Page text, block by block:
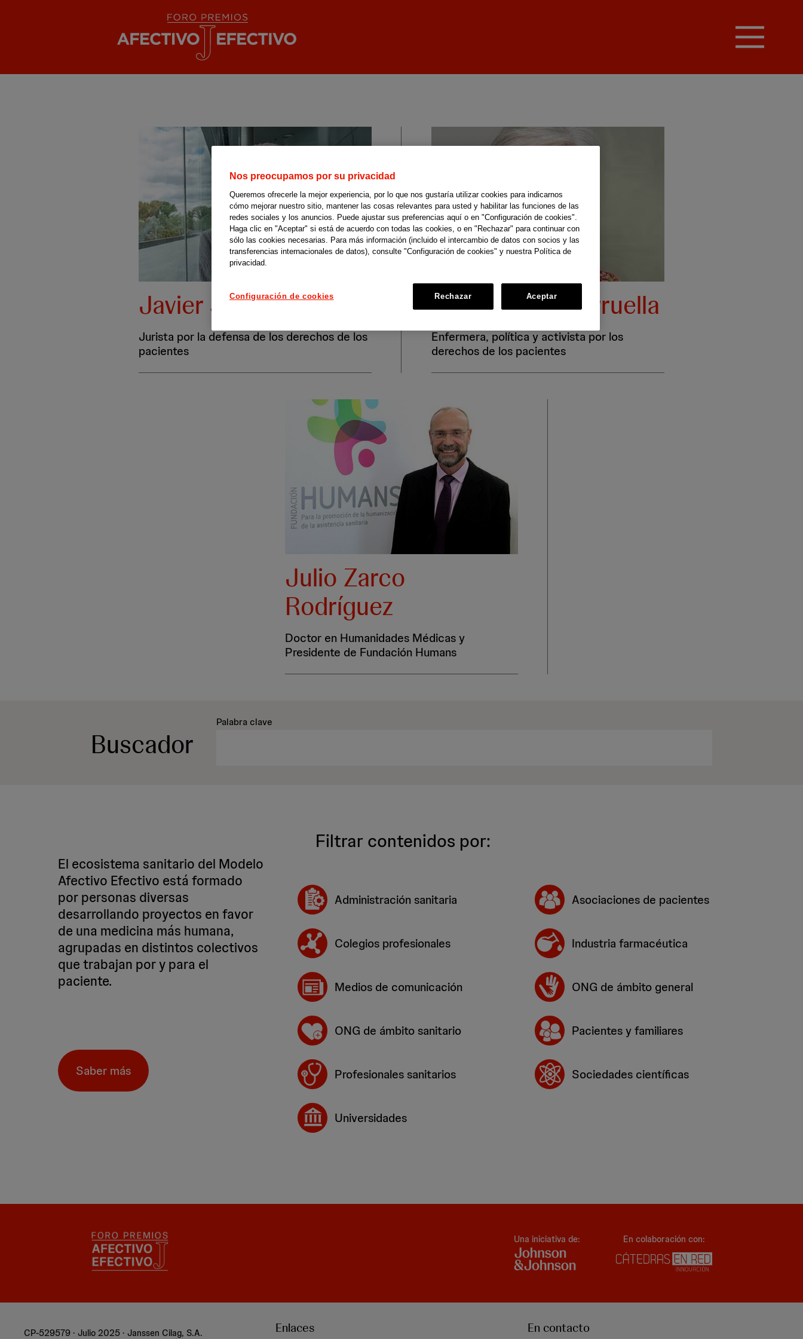
principal
Javier Sánchez Caro
Jurista por la defensa de los derechos de los
pacientes
Concepción Tarruella
Enfermera, política y activista por los
derechos de los pacientes
Julio Zarco
Rodríguez
Doctor en Humanidades Médicas y
Presidente de Fundación Humans
Palabra clave
Buscador
El ecosistema sanitario del Modelo
Afectivo Efectivo está formado
por personas diversas
desarrollando proyectos en favor
de una medicina más humana,
agrupadas en distintos colectivos
que trabajan por y para el
paciente.
Saber más
Filtrar contenidos por:
Administración sanitaria Asociaciones de pacientes
Colegios profesionales Industria farmacéutica
Medios de comunicación ONG de ámbito general
ONG de ámbito sanitario Pacientes y familiares
Profesionales sanitarios Sociedades científicas
Universidades
Una iniciativa de: En colaboración con:
CP-529579 · Julio 2025 · Janssen Cilag, S.A. Enlaces En contacto
Nos preocupamos por su privacidad
Queremos ofrecerle la mejor experiencia, por lo que nos gustaría utilizar cookies para indicarnos
cómo mejorar nuestro sitio, mantener las cosas relevantes para usted y habilitar las funciones de las
redes sociales y los anuncios. Puede ajustar sus preferencias aquí o en "Configuración de cookies".
Haga clic en "Aceptar" si está de acuerdo con todas las cookies, o en "Rechazar" para continuar con
sólo las cookies necesarias. Para más información (incluido el intercambio de datos con socios y las
transferencias internacionales de datos), consulte "Configuración de cookies" y nuestra Política de
privacidad.
Configuración de cookies Rechazar Aceptar